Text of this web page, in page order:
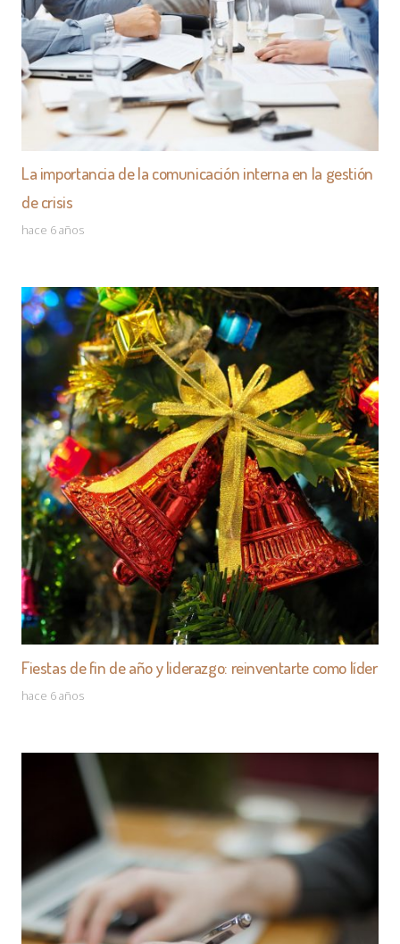
La importancia de la comunicación interna en la gestión
de crisis
hace 6 años
Fiestas de fin de año y liderazgo: reinventarte como líder
hace 6 años